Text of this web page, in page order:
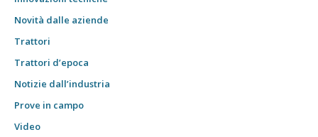
Novità dalle aziende
Trattori
Trattori d’epoca
Notizie dall’industria
Prove in campo
Video